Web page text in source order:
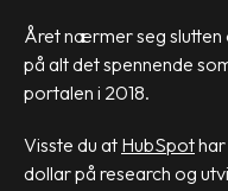
Året nærmer seg slutten
på alt det spennende
portalen i 2018.
Visste du at HubSpot
dollar på research og